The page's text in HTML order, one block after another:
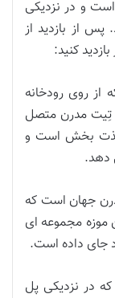
و در نزدیکی
پس از بازدید از
کنید:
از روی رودخانه
تِیت مدرن متصل
لذت بخش است و
دهد.
جهان است که
موزه مجموعه ای
جای داده است.
که در نزدیکی پل